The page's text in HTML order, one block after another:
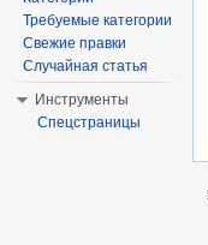
Требуемые категории
Свежие правки
Случайная статья
Инструменты
Спецстраницы